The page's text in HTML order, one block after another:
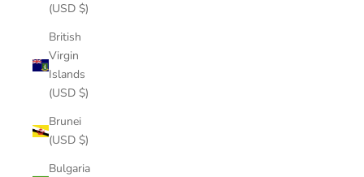
(USD $)
British
Virgin
Islands
(USD $)
Brunei
(USD $)
Bulgaria